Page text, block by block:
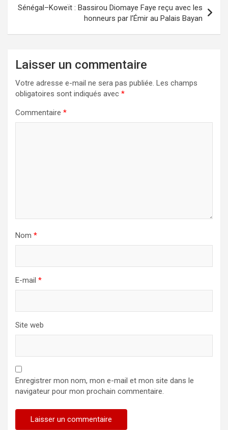
Sénégal–Koweït : Bassirou Diomaye Faye reçu avec les
honneurs par l’Émir au Palais Bayan
Laisser un commentaire
Votre adresse e-mail ne sera pas publiée. Les champs
obligatoires sont indiqués avec *
Commentaire *
Nom *
E-mail *
Site web
Enregistrer mon nom, mon e-mail et mon site dans le
navigateur pour mon prochain commentaire.